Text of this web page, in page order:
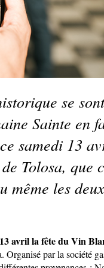
se
Sainte en
samedi 13
Tolosa, que
les
13 avril la fête du Vin
Organisé par la société